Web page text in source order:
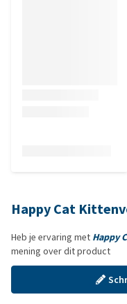
Happy Cat
Heb je ervaring met Happy
mening over dit product